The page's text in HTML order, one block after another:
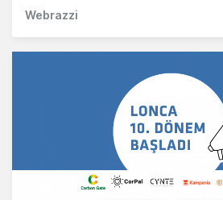
Webrazzi